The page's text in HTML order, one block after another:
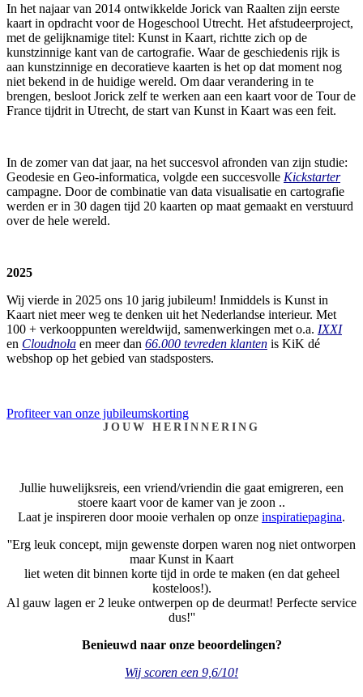
In het najaar van 2014 ontwikkelde Jorick van Raalten zijn eerste
kaart in opdracht voor de Hogeschool Utrecht. Het afstudeerproject,
met de gelijknamige titel: Kunst in Kaart, richtte zich op de
kunstzinnige kant van de cartografie. Waar de geschiedenis rijk is
aan kunstzinnige en decoratieve kaarten is het op dat moment nog
niet bekend in de huidige wereld. Om daar verandering in te
brengen, besloot Jorick zelf te werken aan een kaart voor de Tour de
France tijdrit in Utrecht, de start van Kunst in Kaart was een feit.
In de zomer van dat jaar, na het succesvol afronden van zijn studie:
Geodesie en Geo-informatica, volgde een succesvolle Kickstarter
campagne. Door de combinatie van data visualisatie en cartografie
werden er in 30 dagen tijd 20 kaarten op maat gemaakt en verstuurd
over de hele wereld.
2025
Wij vierde in 2025 ons 10 jarig jubileum! Inmiddels is Kunst in
Kaart niet meer weg te denken uit het Nederlandse interieur. Met
100 + verkooppunten wereldwijd, samenwerkingen met o.a. IXXI
en Cloudnola en meer dan 66.000 tevreden klanten is KiK dé
webshop op het gebied van stadsposters.
Profiteer van onze jubileumskorting
JOUW HERINNERING
Jullie huwelijksreis, een vriend/vriendin die gaat emigreren, een
stoere kaart voor de kamer van je zoon ..
Laat je inspireren door mooie verhalen op onze inspiratiepagina.
''Erg leuk concept, mijn gewenste dorpen waren nog niet ontworpen
maar Kunst in Kaart
liet weten dit binnen korte tijd in orde te maken (en dat geheel
kosteloos!).
Al gauw lagen er 2 leuke ontwerpen op de deurmat! Perfecte service
dus!''
Benieuwd naar onze beoordelingen?
Wij scoren een 9,6/10!